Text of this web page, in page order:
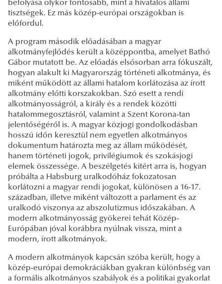
befolyása olykor fontosabb, mint a hivatalos állami
tisztségek. Ez más közép-európai országokban is
előfordul.
A program második előadásában a magyar
alkotmányfejlődés került a középpontba, amelyet Bathó
Gábor mutatott be. Az előadás elsősorban arra fókuszált,
hogyan alakult ki Magyarország történeti alkotmánya, és
miként működött az állami hatalom korlátozása az írott
alkotmány előtti korszakokban. Szó esett a rendi
alkotmányosságról, a király és a rendek közötti
hatalommegosztásról, valamint a Szent Korona-tan
jelentőségéről is. A magyar közjogi gondolkodásban
hosszú időn keresztül nem egyetlen alkotmányos
dokumentum határozta meg az állam működését,
hanem történeti jogok, privilégiumok és szokásjogi
elemek összessége. A beszélgetés kitért arra is, hogyan
próbálta a Habsburg uralkodóház fokozatosan
korlátozni a magyar rendi jogokat, különösen a 16-17.
században, illetve miként változott a parlament és az
uralkodó viszonya az abszolutizmus időszakában. A
modern alkotmányosság gyökerei tehát Közép-
Európában jóval korábbra nyúlnak vissza, mint a
modern, írott alkotmányok.
A modern alkotmányok kapcsán szóba került, hogy a
közép-európai demokráciákban gyakran különbség van
a formális alkotmányos szabályok és a politikai gyakorlat